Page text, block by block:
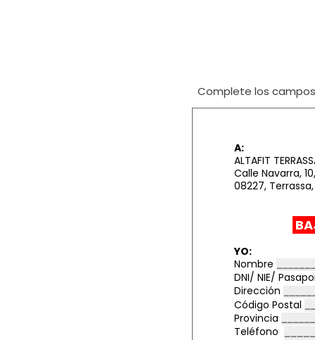
Complete los
A:
ALTAFIT
Calle Navarra, 10,
08227,
YO:
Nombre
DNI/ NIE/
Dirección
Código Postal
Provincia
Teléfono